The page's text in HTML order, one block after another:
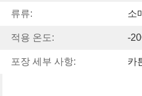
류류: 소
적용 온도: -
포장 세부 사항: 카